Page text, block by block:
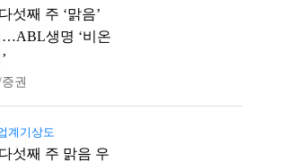
섯째 주 ‘맑음’
…ABL생명 ‘비온
권
계기상도
섯째 주 맑음 우